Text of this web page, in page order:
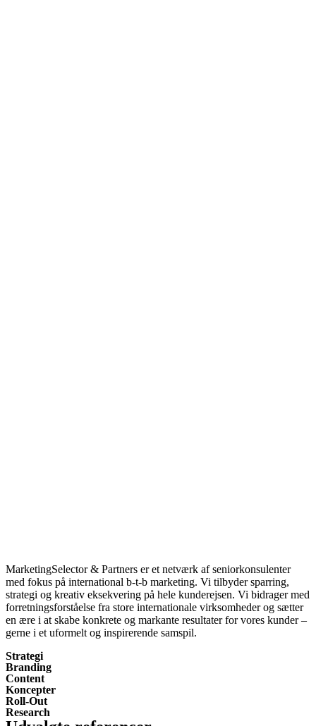
MarketingSelector & Partners er et netværk af seniorkonsulenter
med fokus på international b-t-b marketing. Vi tilbyder sparring,
strategi og kreativ eksekvering på hele kunderejsen. Vi bidrager med
forretningsforståelse fra store internationale virksomheder og sætter
en ære i at skabe konkrete og markante resultater for vores kunder –
gerne i et uformelt og inspirerende samspil.
Strategi
Branding
Content
Koncepter
Roll-Out
Research